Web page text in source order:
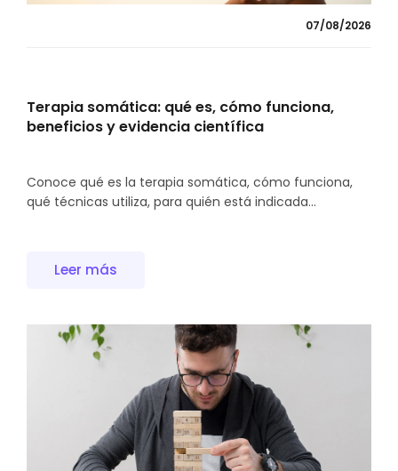
07/08/2026
Terapia somática: qué es, cómo funciona,
beneficios y evidencia científica
Conoce qué es la terapia somática, cómo funciona,
qué técnicas utiliza, para quién está indicada...
Leer más